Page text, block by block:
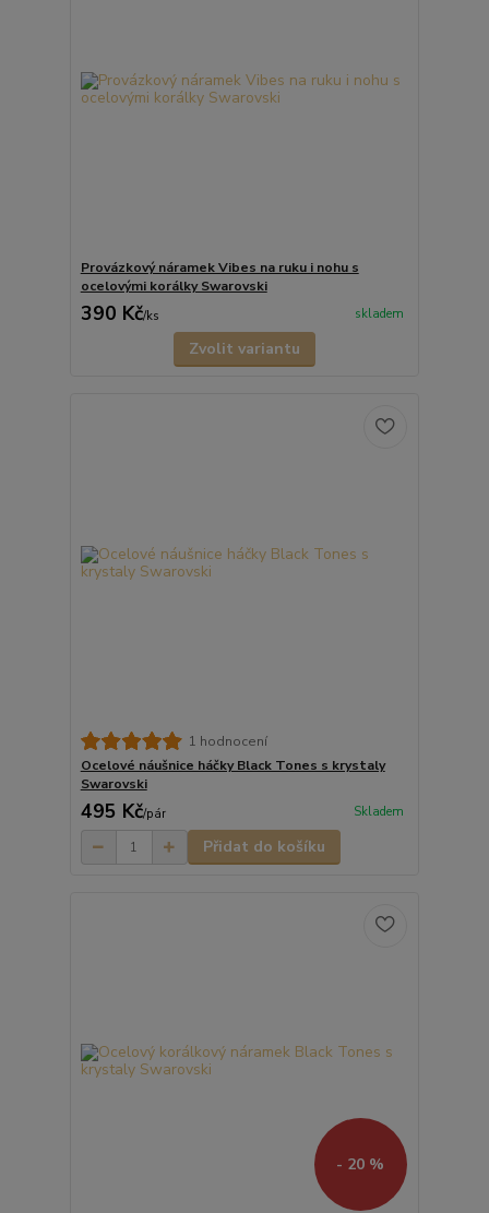
Provázkový náramek Vibes na ruku i nohu s
ocelovými korálky Swarovski
390 Kč/ks skladem
Zvolit variantu
1 hodnocení
Ocelové náušnice háčky Black Tones s krystaly
Swarovski
495 Kč/pár Skladem
Přidat do košíku
- 20 %